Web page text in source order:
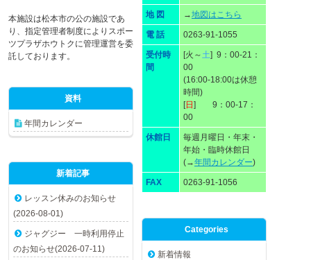
地 図 →地図はこちら
電 話 0263-91-1055
受付時
間
[火～ 土] 9：00-21：
00
(16:00-18:00は休憩
時間)
[日 ] 9：00-17：
00
休館日
毎週月曜日・年末・
年始・臨時休館日
(→年間カレンダー)
FAX 0263-91-1056
本施設は松本市の公の施設であ
り、指定管理者制度によりスポー
ツプラザホウトクに管理運営を委
託しております。
資料
年間カレンダー
新着記事
レッスン休みのお知らせ
(2026-08-01)
ジャグジー 一時利用停止
のお知らせ(2026-07-11)
Categories
新着情報